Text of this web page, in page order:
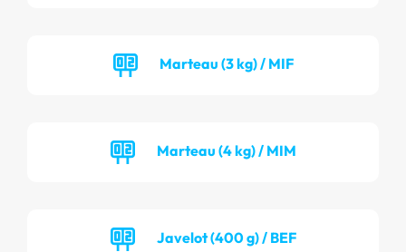
Marteau (3 kg) / MIF
Marteau (4 kg) / MIM
Javelot (400 g) / BEF